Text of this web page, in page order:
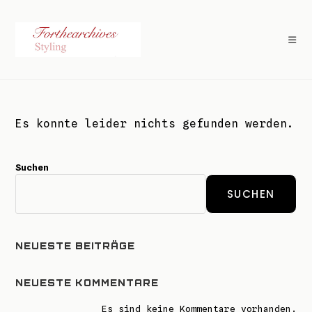
Es konnte leider nichts gefunden werden.
Suchen
SUCHEN
NEUESTE BEITRÄGE
NEUESTE KOMMENTARE
Es sind keine Kommentare vorhanden.